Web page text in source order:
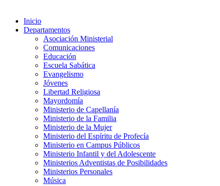
Inicio
Departamentos
Asociación Ministerial
Comunicaciones
Educación
Escuela Sabática
Evangelismo
Jóvenes
Libertad Religiosa
Mayordomía
Ministerio de Capellanía
Ministerio de la Familia
Ministerio de la Mujer
Ministerio del Espíritu de Profecía
Ministerio en Campus Públicos
Ministerio Infantil y del Adolescente
Ministerios Adventistas de Posibilidades
Ministerios Personales
Música